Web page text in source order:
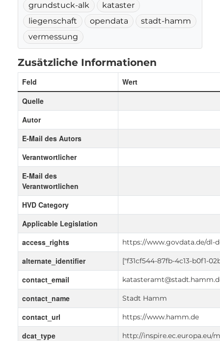
grundstuck-alk
kataster
liegenschaft
opendata
stadt-hamm
vermessung
Zusätzliche Informationen
Feld
Wert
Quelle
Autor
E-Mail des Autors
Verantwortlicher
E-Mail des
Verantwortlichen
HVD Category
Applicable Legislation
access_rights
https://www.govdata.de/dl-
alternate_identifier ["f31cf544-87fb-4c13-b0f1-
contact_email
contact_name Stadt Hamm
contact_url https://www.hamm.de
dcat_type
http://inspire.ec.europa.eu/